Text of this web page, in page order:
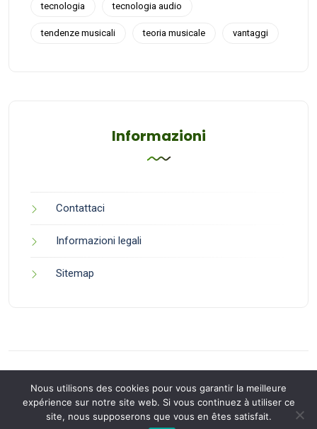
tecnologia tecnologia audio
tendenze musicali teoria musicale vantaggi
Informazioni
Contattaci
Informazioni legali
Sitemap
Back to Top
Nous utilisons des cookies pour vous garantir la meilleure
expérience sur notre site web. Si vous continuez à utiliser ce
site, nous supposerons que vous en êtes satisfait.